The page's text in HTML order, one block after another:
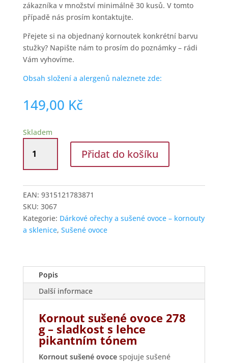
zákazníka v množství minimálně 30 kusů. V tomto
případě nás prosím kontaktujte.
Přejete si na objednaný kornoutek konkrétní barvu
stužky? Napište nám to prosím do poznámky – rádi
Vám vyhovíme.
Obsah složení a alergenů naleznete zde:
149,00 Kč
Skladem
směsí
ovoce
množství
Přidat do košíku
EAN: 9315121783871
SKU: 3067
Kategorie: Dárkové ořechy a sušené ovoce – kornouty
a sklenice, Sušené ovoce
Popis
Další informace
Kornout sušené ovoce 278
g – sladkost s lehce
pikantním tónem
Kornout sušené ovocespojuje sušené